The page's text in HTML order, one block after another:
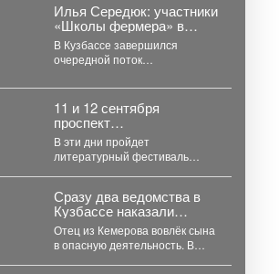
Илья Середюк: участники
«Школы фермера» в
Кузбассе впервые
освоили работу с
агродронами
В Кузбассе завершился
очередной поток
«Школа фермера». Обучение
проходило три месяца, в
этом...
11 и 12 сентября
проспект
Коммунистический
превратится в огромную
литературную сцену под
открытым небом.
В эти дни пройдет
литературный фестиваль
Сразу два ведомства в
Кузбассе наказали
кемеровчанина за
подарок сыну
Отец из Кемерова вовлёк сына
в опасную деятельность. В